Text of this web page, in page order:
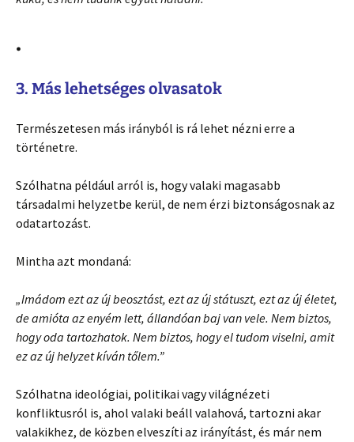
.
3. Más lehetséges olvasatok
Természetesen más irányból is rá lehet nézni erre a
történetre.
Szólhatna például arról is, hogy valaki magasabb
társadalmi helyzetbe kerül, de nem érzi biztonságosnak az
odatartozást.
Mintha azt mondaná:
„Imádom ezt az új beosztást, ezt az új státuszt, ezt az új életet,
de amióta az enyém lett, állandóan baj van vele. Nem biztos,
hogy oda tartozhatok. Nem biztos, hogy el tudom viselni, amit
ez az új helyzet kíván tőlem.”
Szólhatna ideológiai, politikai vagy világnézeti
konfliktusról is, ahol valaki beáll valahová, tartozni akar
valakikhez, de közben elveszíti az irányítást, és már nem